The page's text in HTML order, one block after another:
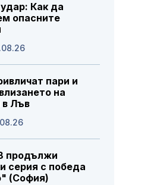
Как да
опасните
пари и
на
Лъв
продължи
серия с победа
(София)